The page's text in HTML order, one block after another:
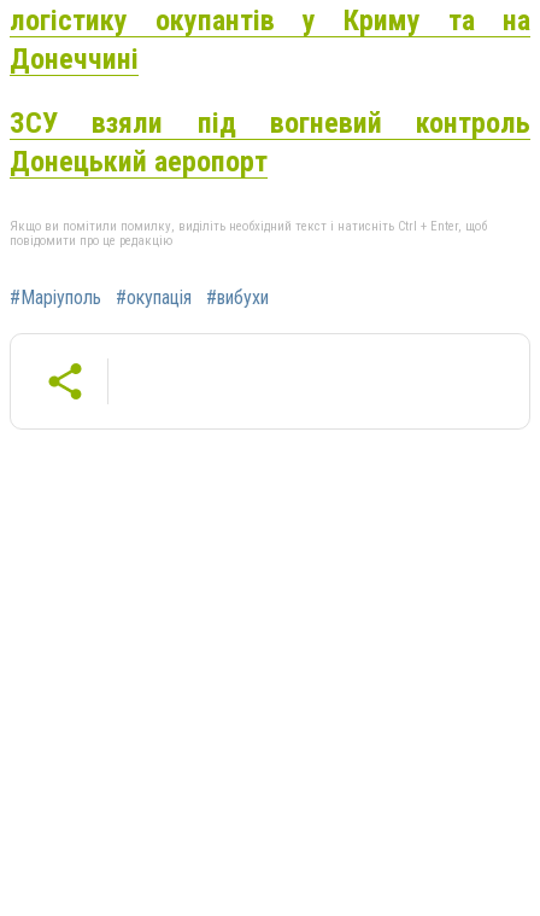
логістику окупантів у Криму та на
Донеччині
ЗСУ взяли під вогневий контроль
Донецький аеропорт
Якщо ви помітили помилку, виділіть необхідний текст і натисніть Ctrl + Enter, щоб
повідомити про це редакцію
#Маріуполь #окупація #вибухи